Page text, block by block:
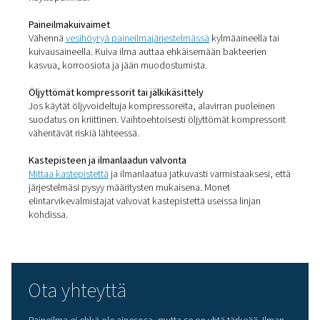
Tarvittava luokka riippuu käyttökohteen riskitasosta.
suorassa kosketuksessa elintarvikkeiden kanssa
kosteudelle.
Elintarviketuottajien on mahdollisesti noudatettava
HACCP/GFSI-vaatimukset
FDA:n tai EU:n elintarvikekontaktia koskevat
Jälleenmyyjäkohtaiset standardit
Ratkaisut
paineilman tuottamiseen